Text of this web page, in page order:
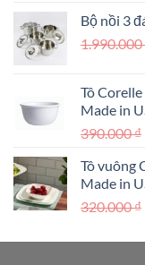
Bộ nồi 3
1.990.000
Tô
Made in
390.000₫
Tô vuông
Made in
320.000₫